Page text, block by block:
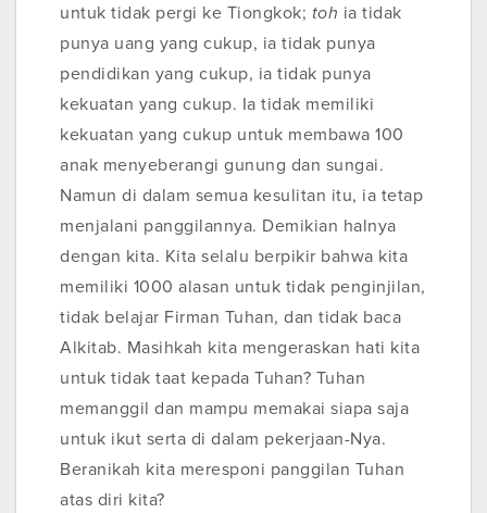
untuk tidak pergi ke Tiongkok; toh ia tidak
punya uang yang cukup, ia tidak punya
pendidikan yang cukup, ia tidak punya
kekuatan yang cukup. Ia tidak memiliki
kekuatan yang cukup untuk membawa 100
anak menyeberangi gunung dan sungai.
Namun di dalam semua kesulitan itu, ia tetap
menjalani panggilannya. Demikian halnya
dengan kita. Kita selalu berpikir bahwa kita
memiliki 1000 alasan untuk tidak penginjilan,
tidak belajar Firman Tuhan, dan tidak baca
Alkitab. Masihkah kita mengeraskan hati kita
untuk tidak taat kepada Tuhan? Tuhan
memanggil dan mampu memakai siapa saja
untuk ikut serta di dalam pekerjaan-Nya.
Beranikah kita meresponi panggilan Tuhan
atas diri kita?